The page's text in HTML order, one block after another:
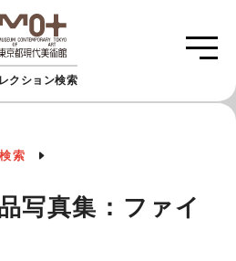
クション検索
索
写真集：ファイ